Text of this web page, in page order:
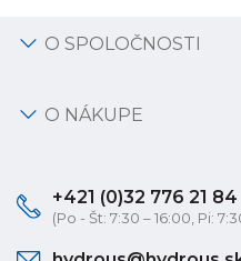
O SPOLOČNOSTI
O NÁKUPE
+421 (0)32 776 21 84
(Po - Št: 7:30 – 16:00, Pi: